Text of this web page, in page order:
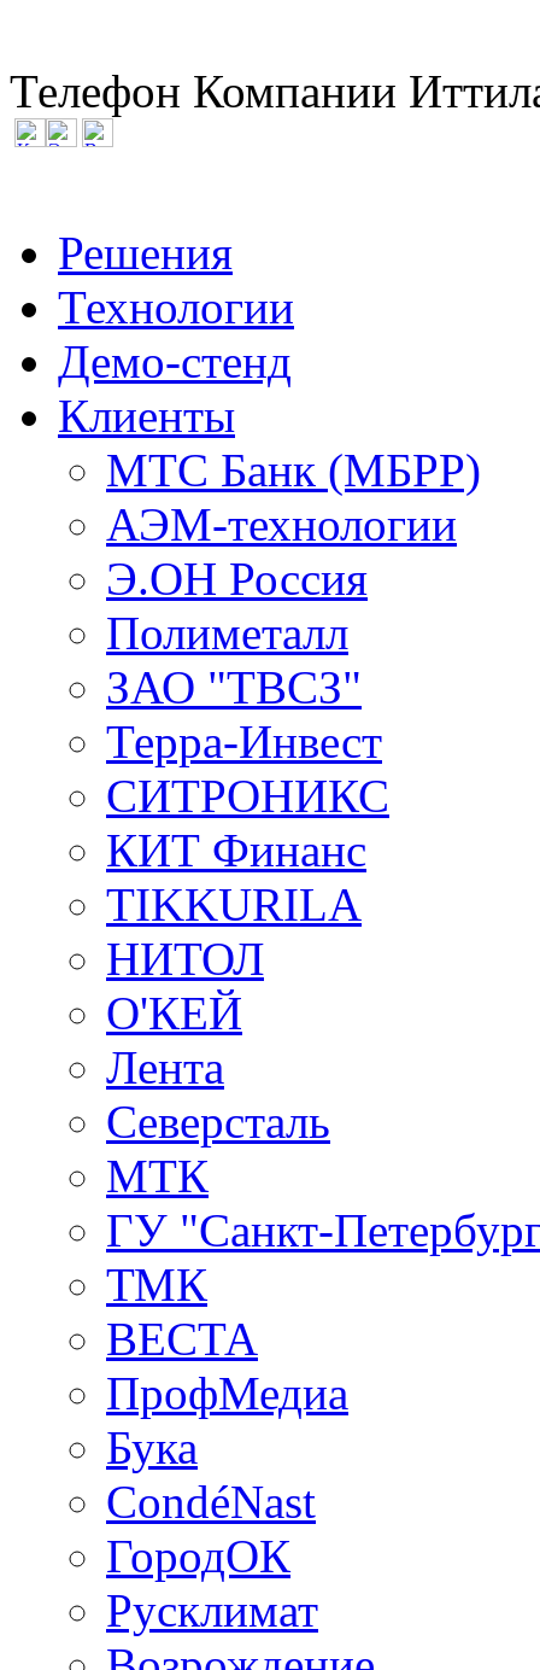
Телефон Компании
Решения
Технологии
Демо-стенд
Клиенты
МТС Банк (МБРР)
АЭМ-технологии
Э.ОН Россия
Полиметалл
ЗАО "ТВСЗ"
Терра-Инвест
СИТРОНИКС
КИТ Финанс
TIKKURILA
НИТОЛ
О'КЕЙ
Лента
Северсталь
МТК
ГУ "Санкт-
ТМК
ВЕСТА
ПрофМедиа
Бука
CondéNast
ГородОК
Русклимат